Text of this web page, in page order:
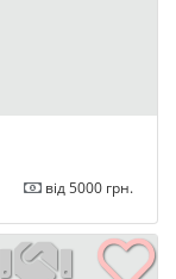
від 5000 грн.